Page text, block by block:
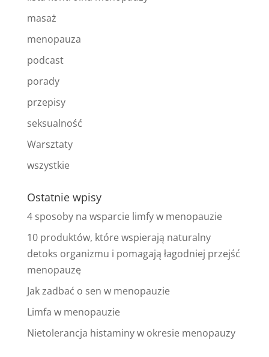
masaż
menopauza
podcast
porady
przepisy
seksualność
Warsztaty
wszystkie
Ostatnie wpisy
4 sposoby na wsparcie limfy w menopauzie
10 produktów, które wspierają naturalny
detoks organizmu i pomagają łagodniej przejść
menopauzę
Jak zadbać o sen w menopauzie
Limfa w menopauzie
Nietolerancja histaminy w okresie menopauzy